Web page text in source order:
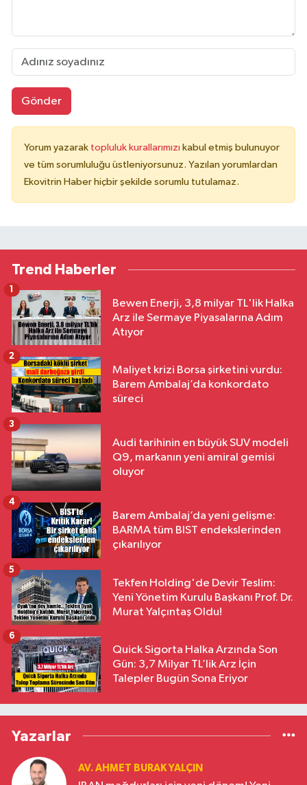
Gönder
Yorum yazarak topluluk kurallarımızı kabul etmiş bulunuyor
ve tüm sorumluluğu üstleniyorsunuz. Yazılan yorumlardan
Ekovitrin Haber hiçbir şekilde sorumlu tutulamaz.
Trend Haberler
Bewen Enerji, 3,8 milyar TL'lik Halka
Arz ile Sermaye Piyasalarına Adım
Atıyor
1
Maliyet krizi Borsa şirketini vurdu:
Barem Ambalaj’da konkordato
süreci
2
Audi tarihinin en büyük SUV modeli
Q9, markanın yeni amiral gemisi
oluyor
3
Barem Ambalaj’da yeni gelişme:
BARMA tüm BIST endekslerinden
çıkarılıyor
4
Tekfen Holding'de Devir Teslim:
Yeni Yönetim Kurulu Başkanı Prof. Dr.
Murat Yalçıntaş Oldu!
5
Quick Sigorta Halka Arzında Son
Gün: 3,7 Milyar TL’lik Arz İçin
Talepler Bugün Sona Eriyor
6
Yazarlar
AV. AHMET BURAK YALÇIN